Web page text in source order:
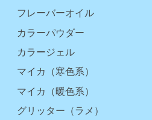
フレーバーオイル
カラーパウダー
カラージェル
マイカ（寒色系）
マイカ（暖色系）
グリッター（ラメ）